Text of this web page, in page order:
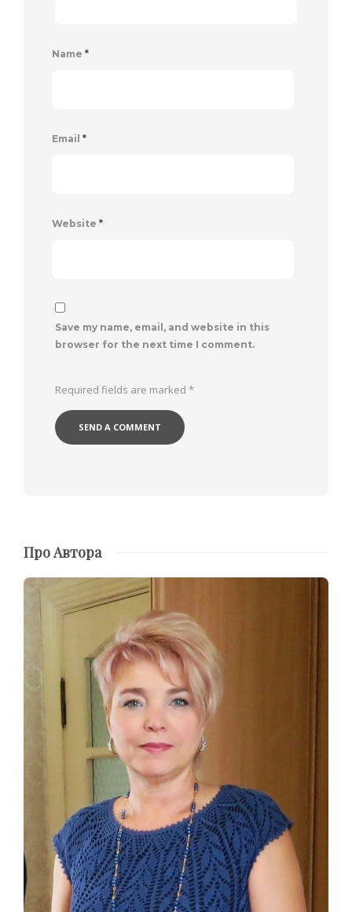
Name *
Email *
Website *
Save my name, email, and website in this
browser for the next time I comment.
Required fields are marked *
Про Автора